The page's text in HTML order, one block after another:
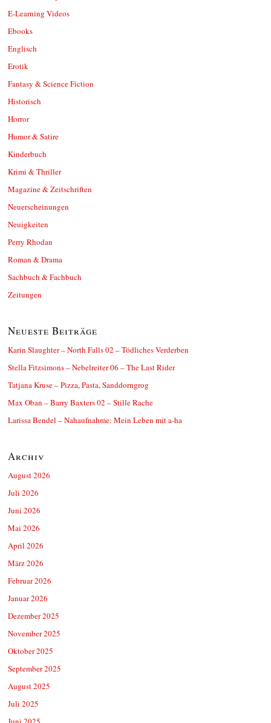
E-Learning Videos
Ebooks
Englisch
Erotik
Fantasy & Science Fiction
Historisch
Horror
Humor & Satire
Kinderbuch
Krimi & Thriller
Magazine & Zeitschriften
Neuerscheinungen
Neuigkeiten
Perry Rhodan
Roman & Drama
Sachbuch & Fachbuch
Zeitungen
Neueste Beiträge
Karin Slaughter – North Falls 02 – Tödliches Verderben
Stella Fitzsimons – Nebelreiter 06 – The Last Rider
Tatjana Kruse – Pizza, Pasta, Sanddorngrog
Max Oban – Barry Baxters 02 – Stille Rache
Larissa Bendel – Nahaufnahme: Mein Leben mit a-ha
Archiv
August 2026
Juli 2026
Juni 2026
Mai 2026
April 2026
März 2026
Februar 2026
Januar 2026
Dezember 2025
November 2025
Oktober 2025
September 2025
August 2025
Juli 2025